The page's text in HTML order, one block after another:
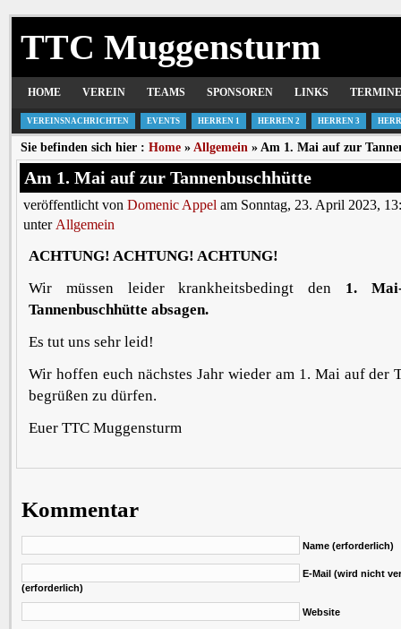
TTC Muggensturm
HOME VEREIN TEAMS SPONSOREN LINKS TERMINE
VEREINSNACHRICHTEN EVENTS HERREN 1 HERREN 2 HERREN 3
Sie befinden sich hier : Home » Allgemein » Am 1. Mai auf zur
Am 1. Mai auf zur Tannenbuschhütte
veröffentlicht von Domenic Appel am Sonntag, 23. April 2023,
unter Allgemein
ACHTUNG! ACHTUNG! ACHTUNG!
Wir müssen leider krankheitsbedingt den 1.
Tannenbuschhütte absagen.
Es tut uns sehr leid!
Wir hoffen euch nächstes Jahr wieder am 1. Mai auf der
begrüßen zu dürfen.
Euer TTC Muggensturm
Kommentar
Name (erforderlich)
E-Mail (wird nicht
(erforderlich)
Website